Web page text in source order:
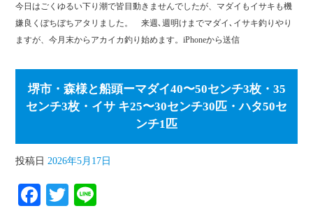
ok r
今日はごくゆるい下り潮で皆目動きませんでしたが、マダイもイサキも機
嫌良くぼちぼちアタリました。 来週､週明けまでマダイ､イサキ釣りやり
ますが、今月末からアカイカ釣り始めます。iPhoneから送信
堺市・森様と船頭ーマダイ40〜50センチ3枚・35
センチ3枚・イサ キ25〜30センチ30匹・ハタ50セ
ンチ1匹
投稿日 2026年5月17日
Fa T